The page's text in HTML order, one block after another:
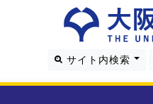
サイト内検索